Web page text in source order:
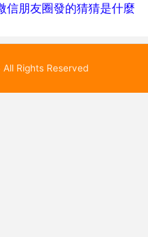
信朋友圈發的猜猜是什麼
Rights Reserved